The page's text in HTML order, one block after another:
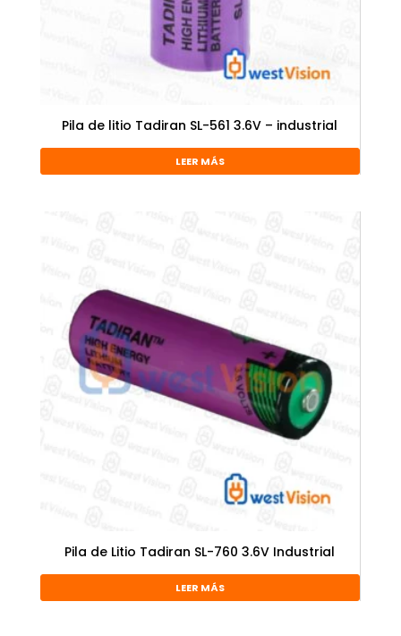
Pila de litio Tadiran SL-561 3.6V – industrial
LEER MÁS
Pila de Litio Tadiran SL-760 3.6V Industrial
LEER MÁS